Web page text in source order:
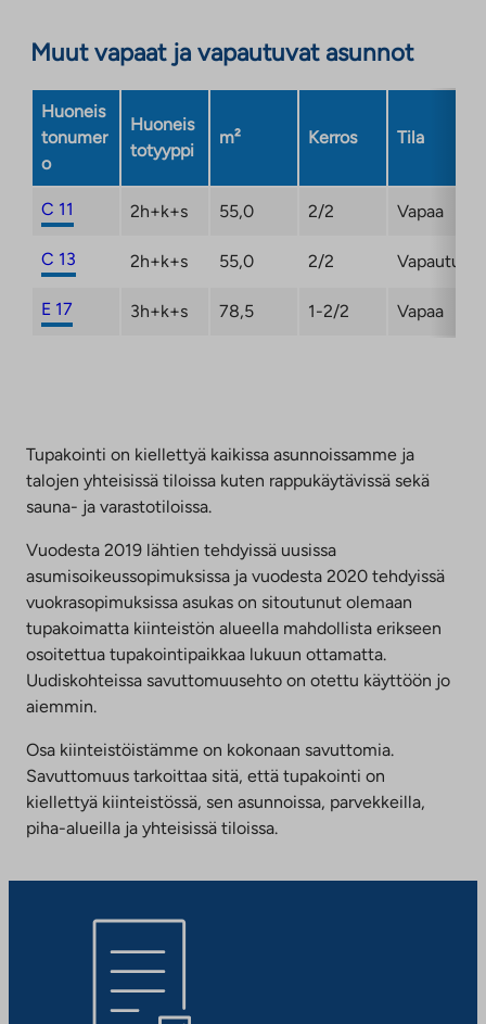
uuteen
Muut vapaat ja vapautuvat asunnot
Huoneis
tonumer
o
Huoneis
totyyppi
m² Kerros Tila
C 11 2h+k+s 55,0 2/2 Vapaa
C 13 2h+k+s 55,0 2/2
E 17 3h+k+s 78,5 1-2/2 Vapaa
Tupakointi on kiellettyä kaikissa asunnoissamme ja
talojen yhteisissä tiloissa kuten rappukäytävissä sekä
sauna- ja varastotiloissa.
Vuodesta 2019 lähtien tehdyissä uusissa
asumisoikeussopimuksissa ja vuodesta 2020 tehdyissä
vuokrasopimuksissa asukas on sitoutunut olemaan
tupakoimatta kiinteistön alueella mahdollista erikseen
osoitettua tupakointipaikkaa lukuun ottamatta.
Uudiskohteissa savuttomuusehto on otettu käyttöön jo
aiemmin.
Osa kiinteistöistämme on kokonaan savuttomia.
Savuttomuus tarkoittaa sitä, että tupakointi on
kiellettyä kiinteistössä, sen asunnoissa, parvekkeilla,
piha-alueilla ja yhteisissä tiloissa.